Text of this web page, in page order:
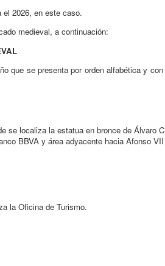
2026, en este caso.
medieval, a continuación:
que se presenta por orden alfabética y
se localiza la estatua en bronce de Álvaro
BBVA y área adyacente hacia Afonso VII
la Oficina de Turismo.